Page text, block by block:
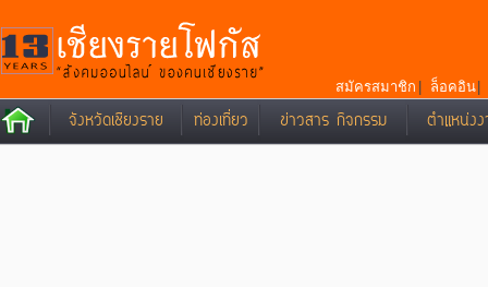
สมัครสมาชิก ล็อคอิน
จังหวัดเชียงราย ท่องเที่ยว ข่าวสาร กิจกรรม ตำแหน่ง